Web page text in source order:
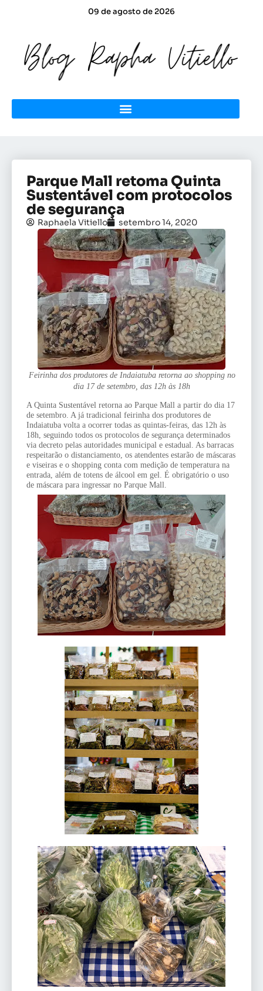
09 de agosto de 2026
Parque Mall retoma Quinta
Sustentável com protocolos
de segurança
Raphaela Vitiello setembro 14, 2020
Feirinha dos produtores de Indaiatuba retorna ao shopping no
dia 17 de setembro, das 12h às 18h
A Quinta Sustentável retorna ao Parque Mall a partir do dia 17
de setembro. A já tradicional feirinha dos produtores de
Indaiatuba volta a ocorrer todas as quintas-feiras, das 12h às
18h, seguindo todos os protocolos de segurança determinados
via decreto pelas autoridades municipal e estadual. As barracas
respeitarão o distanciamento, os atendentes estarão de máscaras
e viseiras e o shopping conta com medição de temperatura na
entrada, além de totens de álcool em gel. É obrigatório o uso
de máscara para ingressar no Parque Mall.